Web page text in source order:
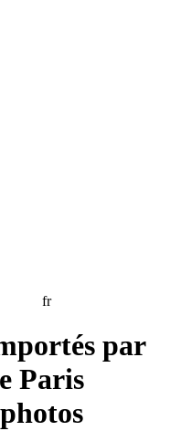
fr
par
Paris